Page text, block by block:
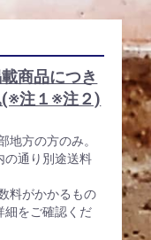
商品につき
(※注１※注２)
地方の方のみ。
の通り別途送料
料がかかるもの
細をご確認くだ